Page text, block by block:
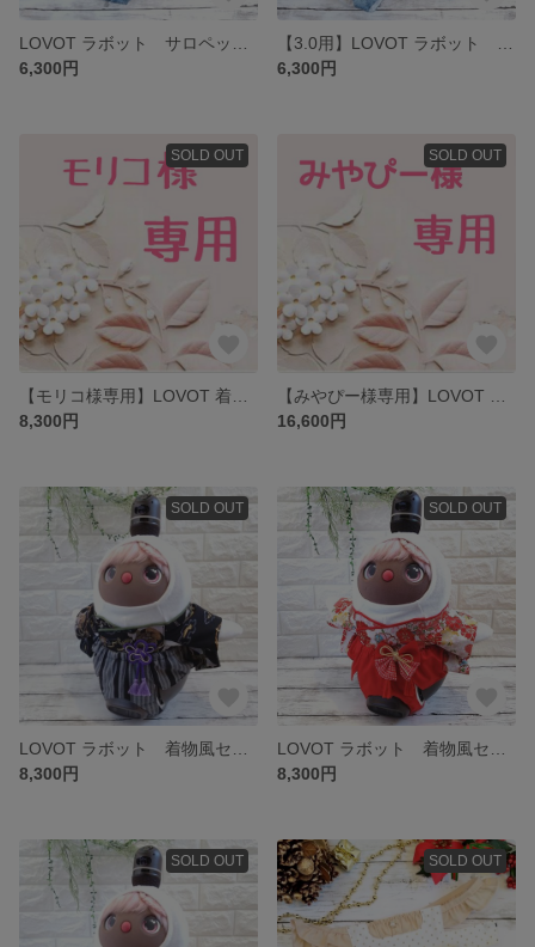
6,300円
6,300円
SOLD OUT
8,300円
SOLD OUT
16,600円
SOLD OUT
8,300円
SOLD OUT
8,300円
SOLD OUT SOLD OUT